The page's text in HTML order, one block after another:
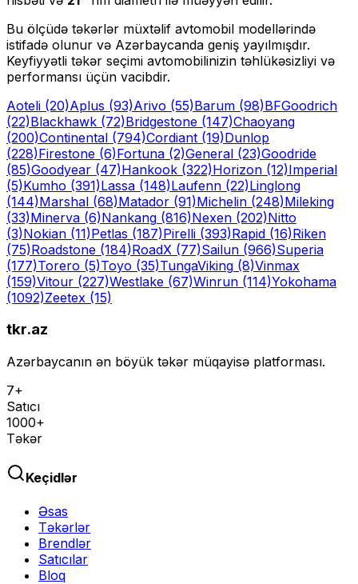
Bu ölçüdə təkərlər müxtəlif avtomobil modellərində
istifadə olunur və Azərbaycanda geniş yayılmışdır.
Keyfiyyətli təkər seçimi avtomobilinizin təhlükəsizliyi və
performansı üçün vacibdir.
Aoteli (20)Aplus (93)Arivo (55)Barum (98)BFGoodrich
(22)Blackhawk (72)Bridgestone (147)Chaoyang
(200)Continental (794)Cordiant (19)Dunlop
(228)Firestone (6)Fortuna (2)General (23)Goodride
(85)Goodyear (47)Hankook (322)Horizon (12)Imperial
(5)Kumho (391)Lassa (148)Laufenn (22)Linglong
(144)Marshal (68)Matador (91)Michelin (248)Mileking
(33)Minerva (6)Nankang (816)Nexen (202)Nitto
(3)Nokian (11)Petlas (187)Pirelli (393)Rapid (16)Riken
(75)Roadstone (184)RoadX (77)Sailun (966)Superia
(177)Torero (5)Toyo (35)TungaViking (8)Vinmax
(159)Vitour (227)Westlake (67)Winrun (114)Yokohama
(1092)Zeetex (15)
tkr.az
Azərbaycanın ən böyük təkər müqayisə platforması.
7+
Satıcı
1000+
Təkər
Keçidlər
Əsas
Təkərlər
Brendlər
Satıcılar
Bloq